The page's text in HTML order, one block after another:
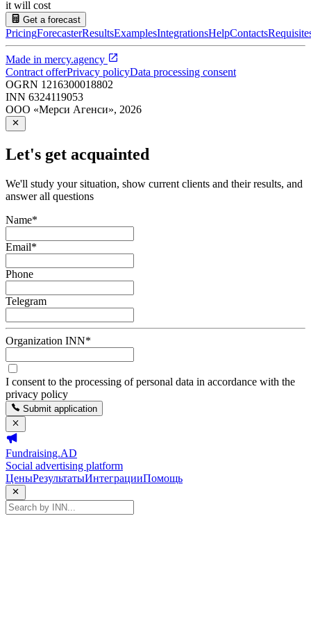
it will cost
Get a forecast
PricingForecasterResultsExamplesIntegrationsHelpContacts
Made in mercy.agency
Contract offerPrivacy policyData processing consent
OGRN 1216300018802
INN 6324119053
ООО «Мерси Агенси», 2026
Let's get acquainted
We'll study your situation, show current clients and their results, and
answer all questions
Name*
Email*
Phone
Telegram
Organization INN*
I consent to the processing of personal data in accordance with the
privacy policy
Submit application
Fundraising.AD
Social advertising platform
ЦеныРезультатыИнтеграцииПомощь